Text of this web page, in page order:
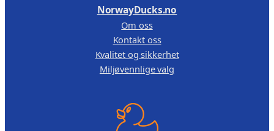
NorwayDucks.no
Om oss
Kontakt oss
Kvalitet og sikkerhet
Miljøvennlige valg